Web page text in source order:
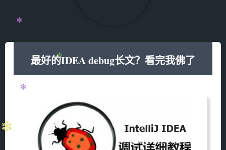
最好的IDEA debug长文？看完我佛了
❄